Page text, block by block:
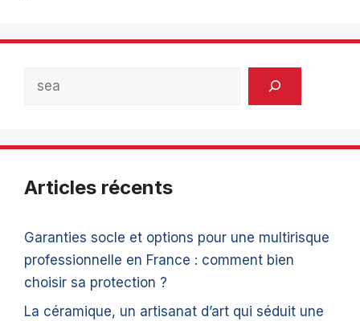
Articles récents
Garanties socle et options pour une multirisque
professionnelle en France : comment bien
choisir sa protection ?
La céramique, un artisanat d’art qui séduit une